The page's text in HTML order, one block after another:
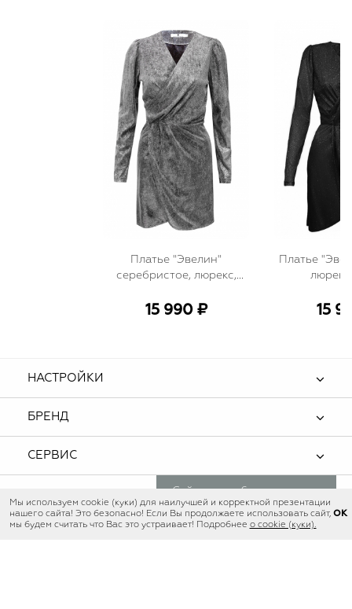
Мы используем cookie (куки) для наилучшей и корректной презентации
нашего сайта! Это безопасно! Если Вы продолжаете использовать сайт,
мы будем считать что Вас это устраивает! Подробнее о cookie (куки).
OK
Сейчас еще 6 человек
просматривают этот товар
Платье "Эвелин"
серебристое, люрекс,
15 990 ₽
Платье
15
НАСТРОЙКИ
БРЕНД
СЕРВИС
ОНЛАЙН-БУТИК